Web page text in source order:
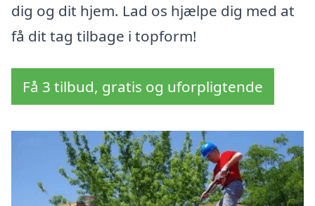
dig og dit hjem. Lad os hjælpe dig med at
få dit tag tilbage i topform!
Få 3 tilbud, gratis og uforpligtende